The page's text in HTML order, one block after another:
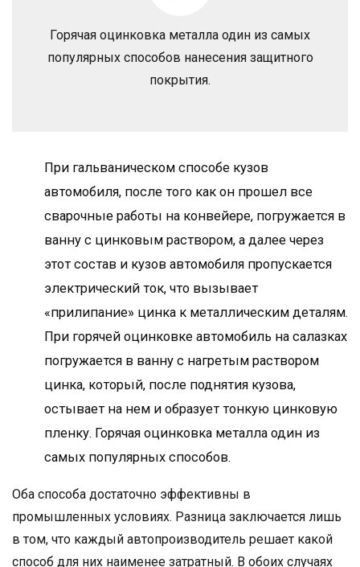
Горячая оцинковка металла один из самых
популярных способов нанесения защитного
покрытия.
При гальваническом способе кузов
автомобиля, после того как он прошел все
сварочные работы на конвейере, погружается в
ванну с цинковым раствором, а далее через
этот состав и кузов автомобиля пропускается
электрический ток, что вызывает
«прилипание» цинка к металлическим деталям.
При горячей оцинковке автомобиль на салазках
погружается в ванну с нагретым раствором
цинка, который, после поднятия кузова,
остывает на нем и образует тонкую цинковую
пленку. Горячая оцинковка металла один из
самых популярных способов.
Оба способа достаточно эффективны в
промышленных условиях. Разница заключается лишь
в том, что каждый автопроизводитель решает какой
способ для них наименее затратный. В обоих случаях